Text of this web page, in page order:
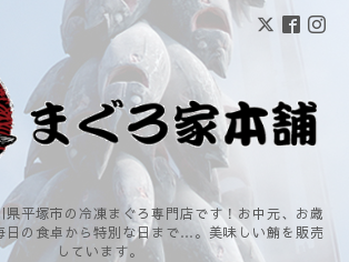
県平塚市の冷凍まぐろ専門店です！お中元、お歳
の食卓から特別な日まで…。美味しい鮪を販売
しています。